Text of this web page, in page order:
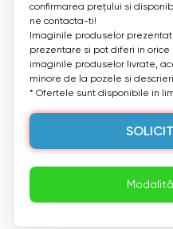
confirmarea prețului si
ne contacta-ti!
Imaginile produselor
prezentare si pot diferi in
imaginile produselor livrate,
minore de la pozele si
* Ofertele sunt disponibile in